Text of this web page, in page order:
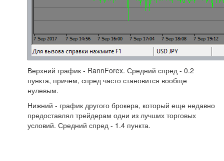
Верхний график - RannForex. Средний спред - 0.2
пункта, причем, спред часто становится вообще
нулевым.
Нижний - график другого брокера, который еще недавно
предоставлял трейдерам одни из лучших торговых
условий. Средний спред - 1.4 пункта.